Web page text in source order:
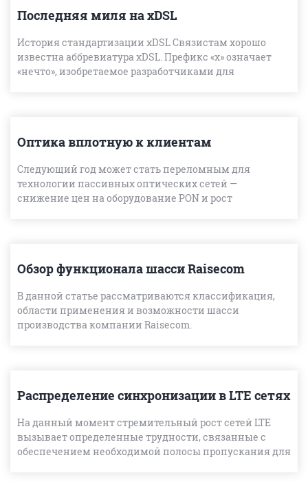
Последняя миля на xDSL
История стандартизации xDSL Связистам хорошо
известна аббревиатура xDSL. Префикс «х» означает
«нечто», изобретаемое разработчиками для
Оптика вплотную к клиентам
Следующий год может стать переломным для
технологии пассивных оптических сетей —
снижение цен на оборудование PON и рост
Обзор функционала шасси Raisecom
В данной статье рассматриваются классификация,
области применения и возможности шасси
производства компании Raisecom.
Распределение синхронизации в LTE сетях
На данный момент стремительный рост сетей LTE
вызывает определенные трудности, связанные с
обеспечением необходимой полосы пропускания для